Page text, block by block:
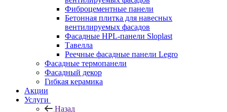
Фиброцементные панели
Бетонная плитка для навесных
вентилируемых фасадов
Фасадные HPL-панели Sloplast
Тавелла
Реечные фасадные панели Legro
Фасадные термопанели
Фасадный декор
Гибкая керамика
Акции
Услуги
Назад